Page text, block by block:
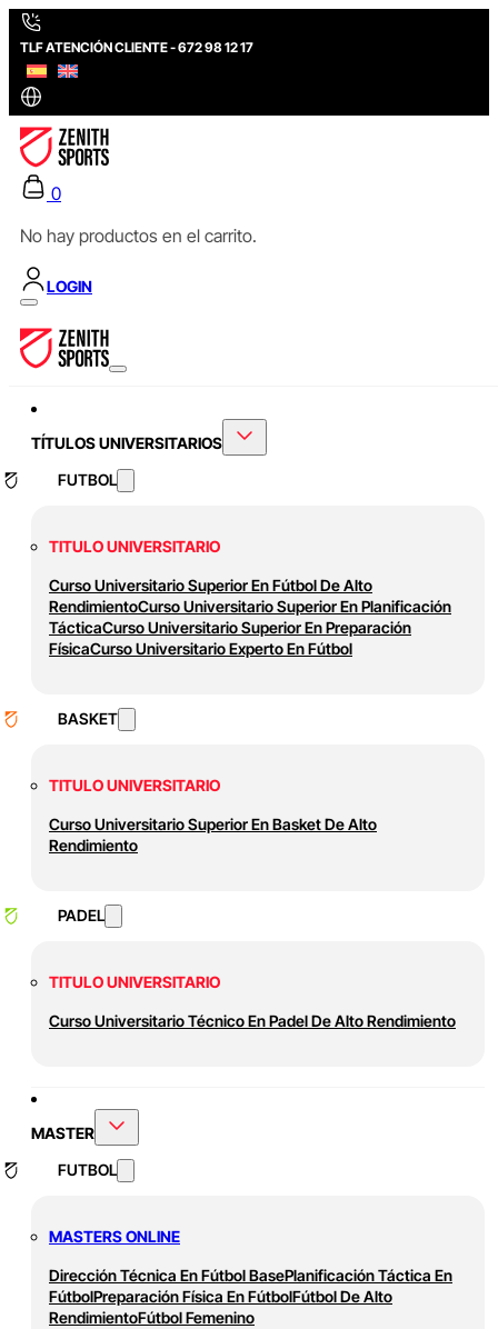
TLF ATENCIÓN CLIENTE - 672 98 12 17
0
No hay productos en el carrito.
LOGIN
TÍTULOS UNIVERSITARIOS
FUTBOL
TITULO UNIVERSITARIO
Curso Universitario Superior En Fútbol De Alto
RendimientoCurso Universitario Superior En Planificación
TácticaCurso Universitario Superior En Preparación
FísicaCurso Universitario Experto En Fútbol
BASKET
TITULO UNIVERSITARIO
Curso Universitario Superior En Basket De Alto
Rendimiento
PADEL
TITULO UNIVERSITARIO
Curso Universitario Técnico En Padel De Alto Rendimiento
MASTER
FUTBOL
MASTERS ONLINE
Dirección Técnica En Fútbol BasePlanificación Táctica En
FútbolPreparación Física En FútbolFútbol De Alto
RendimientoFútbol Femenino